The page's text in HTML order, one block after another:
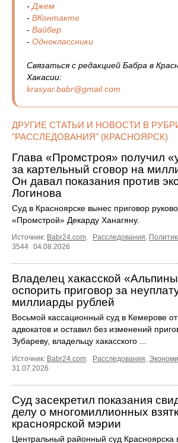
-Джем
- ВКонтакте
- Вайбер
- Одноклассники
Связаться с редакцией Бабра в
Хакасии:
krasyar.babr@gmail.com
ДРУГИЕ СТАТЬИ И НОВОСТИ В
"РАССЛЕДОВАНИЯ" (КРАСНОЯРСК)
Глава «Промстроя» получил
за картельный сговор на
Он давал показания против
Логинова
Суд в Красноярске вынес приговор
«Промстрой» Декарду Ханагяну.
Источник: Babr24.com. Расследования,
3544 04.08.2026
Владелец хакасской
оспорить приговор за
миллиарды рублей
Восьмой кассационный суд в Кемерове
адвокатов и оставил без изменений
Зубареву, владельцу хакасского ...
Источник: Babr24.com Расследования
31.07.2026
Суд засекретил показания
делу о многомиллионных
красноярской мэрии
Центральный районный суд Красноярска